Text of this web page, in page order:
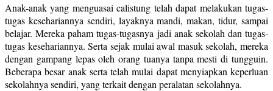
Anak-anak yang menguasai calistung telah dapat melakukan tugas-
tugas kesehariannya sendiri, layaknya mandi, makan, tidur, sampai
belajar. Mereka paham tugas-tugasnya jadi anak sekolah dan tugas-
tugas kesehariannya. Serta sejak mulai awal masuk sekolah, mereka
dengan gampang lepas oleh orang tuanya tanpa mesti di tungguin.
Beberapa besar anak serta telah mulai dapat menyiapkan keperluan
sekolahnya sendiri, yang terkait dengan peralatan sekolahnya.